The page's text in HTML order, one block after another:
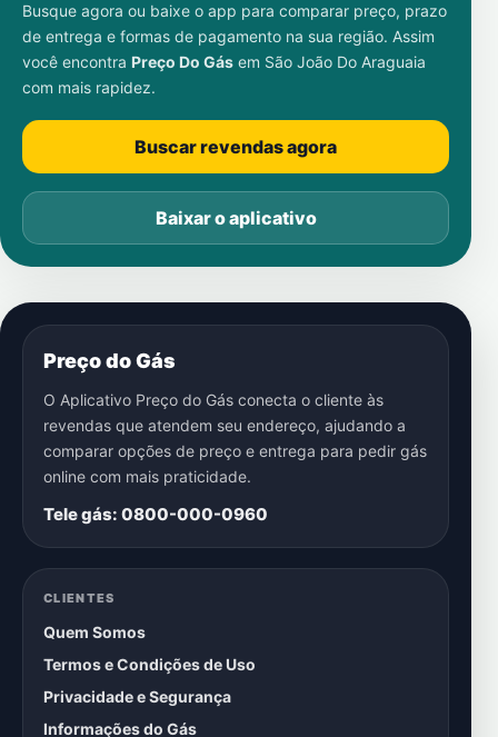
Busque agora ou baixe o app para comparar preço, prazo
de entrega e formas de pagamento na sua região. Assim
você encontra Preço Do Gás em São João Do Araguaia
com mais rapidez.
Buscar revendas agora
Baixar o aplicativo
Preço do Gás
O Aplicativo Preço do Gás conecta o cliente às
revendas que atendem seu endereço, ajudando a
comparar opções de preço e entrega para pedir gás
online com mais praticidade.
Tele gás: 0800-000-0960
CLIENTES
Quem Somos
Termos e Condições de Uso
Privacidade e Segurança
Informações do Gás